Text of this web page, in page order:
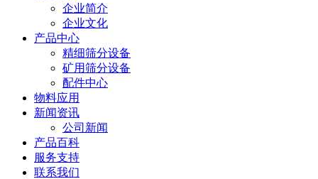
企业简介
企业文化
产品中心
精细筛分设备
矿用筛分设备
配件中心
物料应用
新闻资讯
公司新闻
产品百科
服务支持
联系我们